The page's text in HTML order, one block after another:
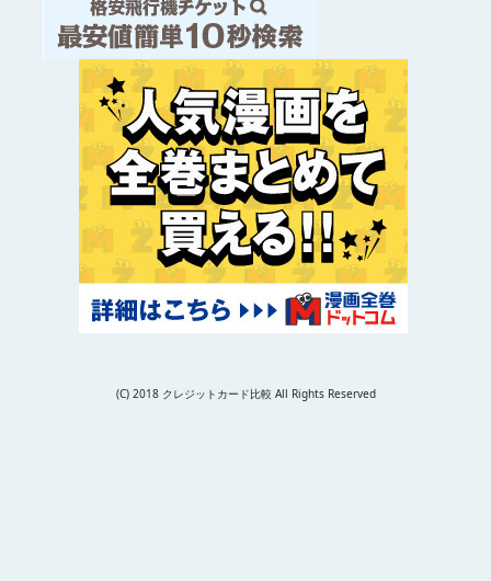
(C) 2018 クレジットカード比較 All Rights Reserved